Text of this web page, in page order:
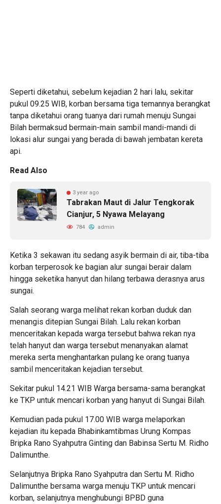
Seperti diketahui, sebelum kejadian 2 hari lalu, sekitar
pukul 09.25 WIB, korban bersama tiga temannya berangkat
tanpa diketahui orang tuanya dari rumah menuju Sungai
Bilah bermaksud bermain-main sambil mandi-mandi di
lokasi alur sungai yang berada di bawah jembatan kereta
api.
Read Also
3 year ago
Tabrakan Maut di Jalur Tengkorak
Cianjur, 5 Nyawa Melayang
784 admin
Ketika 3 sekawan itu sedang asyik bermain di air, tiba-tiba
korban terperosok ke bagian alur sungai berair dalam
hingga seketika hanyut dan hilang terbawa derasnya arus
sungai.
Salah seorang warga melihat rekan korban duduk dan
menangis ditepian Sungai Bilah. Lalu rekan korban
menceritakan kepada warga tersebut bahwa rekan nya
telah hanyut dan warga tersebut menanyakan alamat
mereka serta menghantarkan pulang ke orang tuanya
sambil menceritakan kejadian tersebut.
Sekitar pukul 14.21 WIB Warga bersama-sama berangkat
ke TKP untuk mencari korban yang hanyut di Sungai Bilah.
Kemudian pada pukul 17.00 WIB warga melaporkan
kejadian itu kepada Bhabinkamtibmas Urung Kompas
Bripka Rano Syahputra Ginting dan Babinsa Sertu M. Ridho
Dalimunthe.
Selanjutnya Bripka Rano Syahputra dan Sertu M. Ridho
Dalimunthe bersama warga menuju TKP untuk mencari
korban, selanjutnya menghubungi BPBD guna